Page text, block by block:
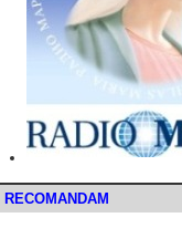
RECOMANDAM